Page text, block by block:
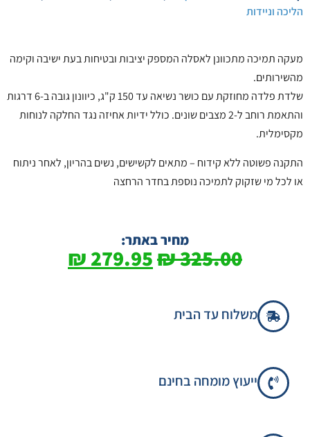
הליכה וניידות
מעקה תמיכה מתכוונן לאסלה המספק יציבות ובטיחות בעת ישיבה וקימה
מהשירותים.
שלדת פלדה מחוזקת עם כושר נשיאה עד 150 ק"ג, כיוונון גובה ב-6 דרגות
והתאמת רוחב ל-2 מצבים שונים. כולל ידיות אחיזה נגד החלקה לנוחות
מקסימלית.
התקנה פשוטה ללא קידוח – מתאים לקשישים, נשים בהריון, לאחר ניתוח
או לכל מי שזקוק לתמיכה נוספת בחדר הרחצה
מחיר באתר:
325.00
₪
279.95
₪
משלוח עד הבית
ייעוץ מומחה בחינם